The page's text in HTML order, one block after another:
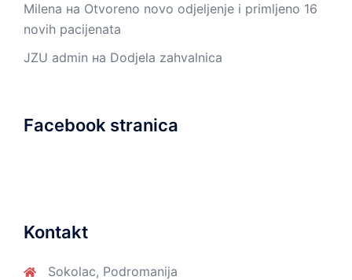
Milena на Otvoreno novo odjeljenje i primljeno 16
novih pacijenata
JZU admin на Dodjela zahvalnica
Facebook stranica
Kontakt
Sokolac, Podromanija